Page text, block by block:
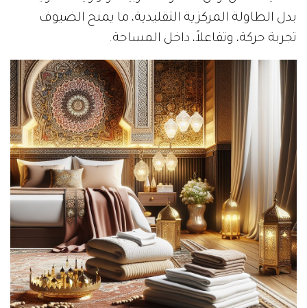
بدل الطاولة المركزية التقليدية، ما يمنح الضيوف
تجربة حركة، وتفاعلاً، داخل المساحة.